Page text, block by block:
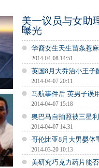
美一议员与女助
曝光
华裔女生天生苗条惹
2014-04-08 14:51
英国8月大乔治小王子
2014-04-07 20:11
马航事件后 英男子误
2014-04-07 15:18
奥巴马自拍照被三星
2014-04-07 14:31
哥伦比亚8月大男婴体
2014-03-20 10:13
美研究巧克力药片能